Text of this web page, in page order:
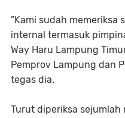
”Kami sudah memeriksa
internal termasuk
Way Haru Lampung
Pemprov Lampung dan
tegas dia.
Turut diperiksa sejumlah